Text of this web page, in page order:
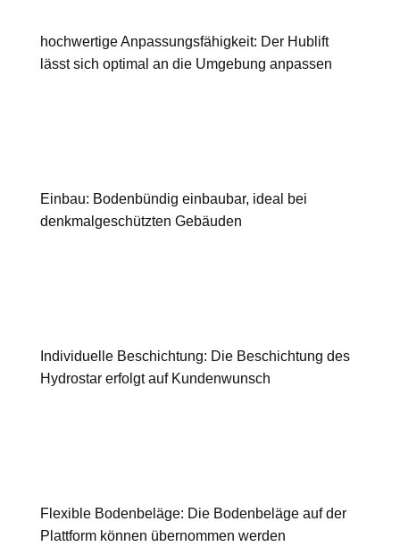
hochwertige Anpassungsfähigkeit: Der Hublift
lässt sich optimal an die Umgebung anpassen
Einbau: Bodenbündig einbaubar, ideal bei
denkmalgeschützten Gebäuden
Individuelle Beschichtung: Die Beschichtung des
Hydrostar erfolgt auf Kundenwunsch
Flexible Bodenbeläge: Die Bodenbeläge auf der
Plattform können übernommen werden